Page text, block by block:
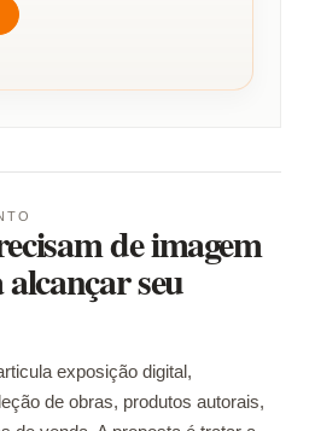
de imagem
seu
exposição digital,
de obras, produtos autorais,